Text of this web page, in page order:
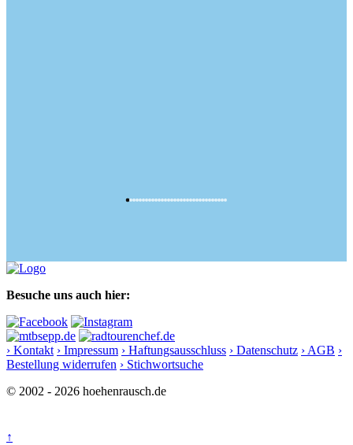
Besuche uns auch hier:
› Kontakt › Impressum › Haftungsausschluss › Datenschutz › AGB ›
Bestellung widerrufen › Stichwortsuche
© 2002 - 2026 hoehenrausch.de
↑